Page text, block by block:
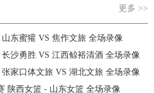
更多 >>
东蜜獾 VS 焦作文旅 全场录像
沙勇胜 VS 江西鲸裕清酒 全场录像
家口体文旅 VS 湖北文旅 全场录像
陕西女篮 - 山东女篮 全场录像